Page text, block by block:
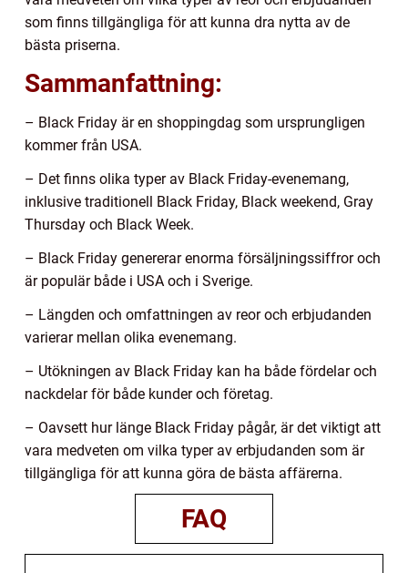
som finns tillgängliga för att kunna dra nytta av de
bästa priserna.
Sammanfattning:
– Black Friday är en shoppingdag som ursprungligen
kommer från USA.
– Det finns olika typer av Black Friday-evenemang,
inklusive traditionell Black Friday, Black weekend, Gray
Thursday och Black Week.
– Black Friday genererar enorma försäljningssiffror och
är populär både i USA och i Sverige.
– Längden och omfattningen av reor och erbjudanden
varierar mellan olika evenemang.
– Utökningen av Black Friday kan ha både fördelar och
nackdelar för både kunder och företag.
– Oavsett hur länge Black Friday pågår, är det viktigt att
vara medveten om vilka typer av erbjudanden som är
tillgängliga för att kunna göra de bästa affärerna.
FAQ